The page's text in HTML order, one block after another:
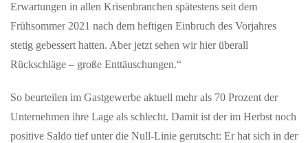
Erwartungen in allen Krisenbranchen spätestens seit dem
Frühsommer 2021 nach dem heftigen Einbruch des Vorjahres
stetig gebessert hatten. Aber jetzt sehen wir hier überall
Rückschläge – große Enttäuschungen.“
So beurteilen im Gastgewerbe aktuell mehr als 70 Prozent der
Unternehmen ihre Lage als schlecht. Damit ist der im Herbst noch
positive Saldo tief unter die Null-Linie gerutscht: Er hat sich in der